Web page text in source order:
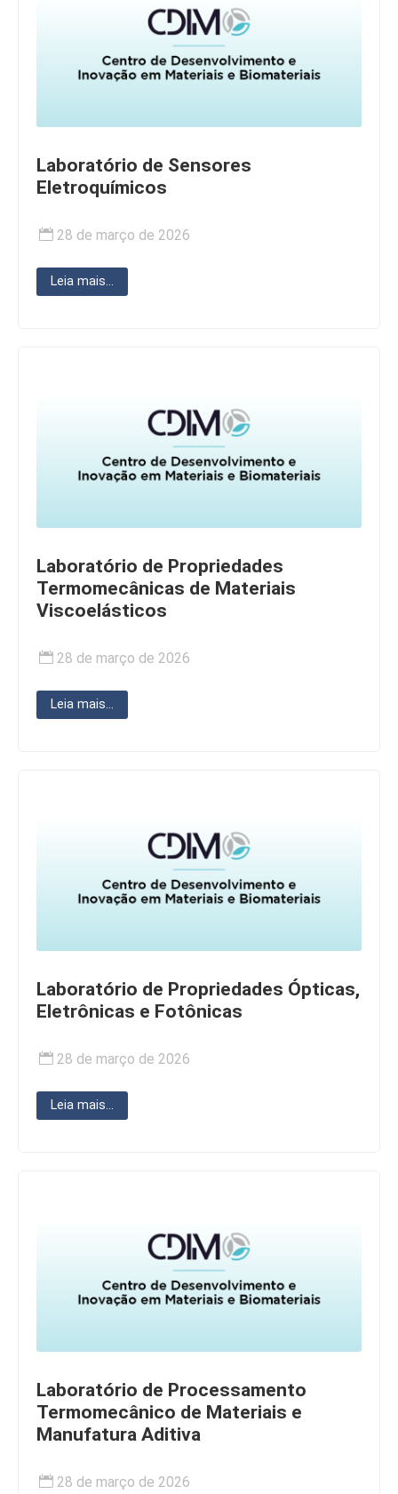
Laboratório de Sensores
Eletroquímicos
28 de março de 2026
Leia mais...
Laboratório de Propriedades
Termomecânicas de Materiais
Viscoelásticos
28 de março de 2026
Leia mais...
Laboratório de Propriedades Ópticas,
Eletrônicas e Fotônicas
28 de março de 2026
Leia mais...
Laboratório de Processamento
Termomecânico de Materiais e
Manufatura Aditiva
28 de março de 2026